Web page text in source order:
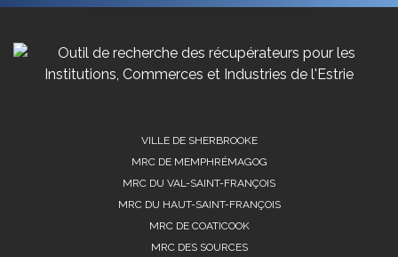
VILLE DE SHERBROOKE
MRC DE MEMPHRÉMAGOG
MRC DU VAL-SAINT-FRANÇOIS
MRC DU HAUT-SAINT-FRANÇOIS
MRC DE COATICOOK
MRC DES SOURCES